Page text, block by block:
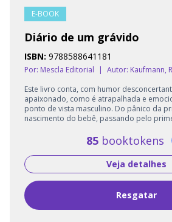
E-BOOK
Diário de um grávido
ISBN: 9788588641181
Por: Mescla Editorial | Autor: Kaufmann,
Este livro conta, com humor
apaixonado, como é atrapalhada e
ponto de vista masculino. Do pânico da
nascimento do bebê, passando pelo
85 booktokens
Veja detalhes
Resgatar